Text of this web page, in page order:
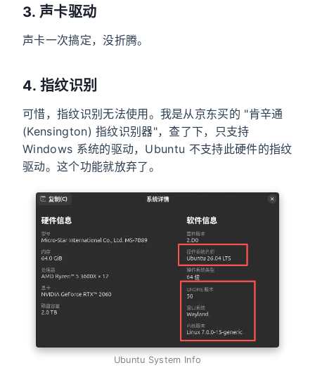
3. 声卡驱动
声卡一次搞定，没折腾。
4. 指纹识别
可惜，指纹识别无法使用。我是从京东买的 "肯辛通
(Kensington) 指纹识别器"，查了下，只支持
Windows 系统的驱动，Ubuntu 不支持此硬件的指纹
驱动。这个功能就放弃了。
Ubuntu System Info